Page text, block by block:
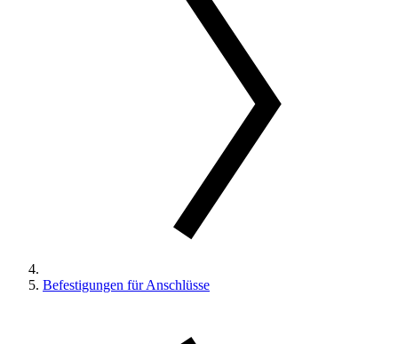
Befestigungen für Anschlüsse